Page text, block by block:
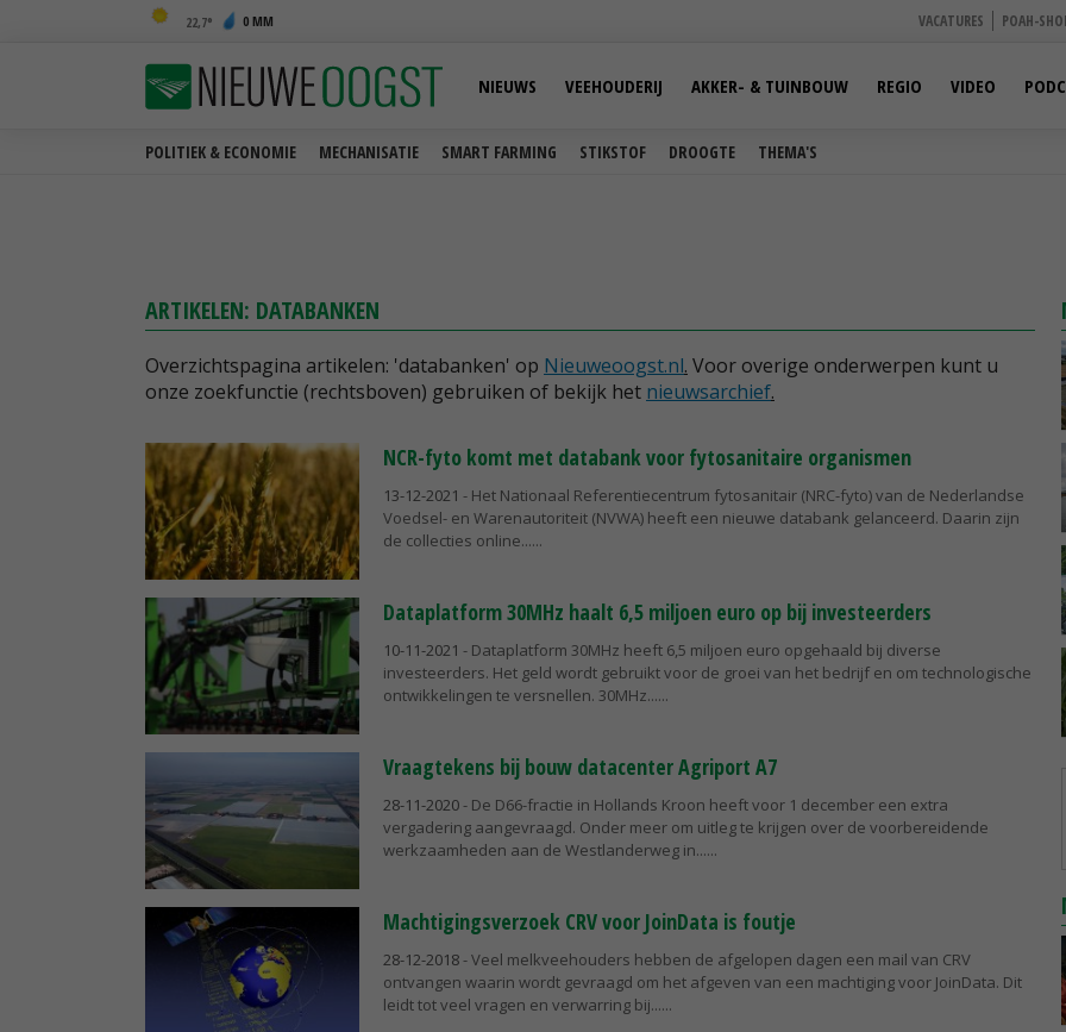
22,7 0 MM VACATURES POAH-
POLITIEK & ECONOMIE MECHANISATIE SMART FARMING STIKSTOF DROOGTE THEMA'S
NIEUWS VEEHOUDERIJ AKKER- & TUINBOUW REGIO VIDEO
ARTIKELEN: DATABANKEN
Overzichtspagina artikelen: 'databanken' op Nieuweoogst.nl. Voor overige onderwerpen kunt u
onze zoekfunctie (rechtsboven) gebruiken of bekijk het nieuwsarchief.
NCR-fyto komt met databank voor fytosanitaire organismen
13-12-2021 - Het Nationaal Referentiecentrum fytosanitair (NRC-fyto) van de Nederlandse
Voedsel- en Warenautoriteit (NVWA) heeft een nieuwe databank gelanceerd. Daarin zijn
de collecties online...
Dataplatform 30MHz haalt 6,5 miljoen euro op bij investeerders
10-11-2021 - Dataplatform 30MHz heeft 6,5 miljoen euro opgehaald bij diverse
investeerders. Het geld wordt gebruikt voor de groei van het bedrijf en om technologische
ontwikkelingen te versnellen. 30MHz...
Vraagtekens bij bouw datacenter Agriport A7
28-11-2020- De D66-fractie in Hollands Kroon heeft voor 1 december een extra
vergadering aangevraagd. Onder meer om uitleg te krijgen over de voorbereidende
werkzaamheden aan de Westlanderweg in...
Machtigingsverzoek CRV voor JoinData is foutje
28-12-2018- Veel melkveehouders hebben de afgelopen dagen een mail van CRV
ontvangen waarin wordt gevraagd om het afgeven van een machtiging voor JoinData. Dit
leidt tot veel vragen en verwarring bij...